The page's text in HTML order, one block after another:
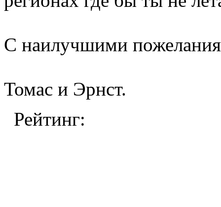
С наилучшими
Томас и Эрнст.
Рейтинг: